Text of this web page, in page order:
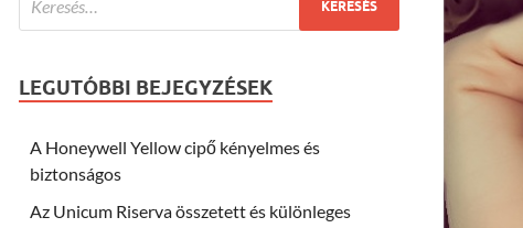
LEGUTÓBBI BEJEGYZÉSEK
A Honeywell Yellow cipő kényelmes és
biztonságos
Az Unicum Riserva összetett és különleges